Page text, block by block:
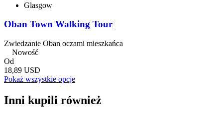
Glasgow
Oban Town Walking Tour
Zwiedzanie Oban oczami mieszkańca
Nowość
Od
18,89 USD
Pokaż wszystkie opcje
Inni kupili również